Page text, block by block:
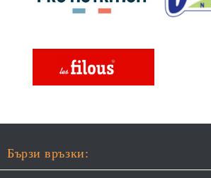
Бързи връзки: